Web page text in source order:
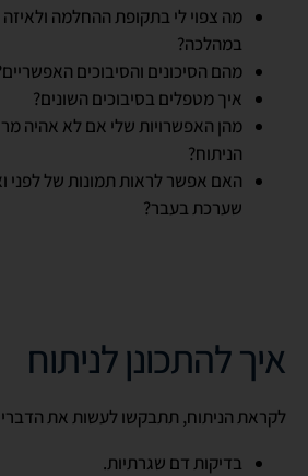
מה צפוי לי בתקופת ההחלמה
במהלכה?
מהם הסיכונים והסיבוכים
איך מטפלים בסיבוכים השונים?
מהן האפשרויות שלי אם לא אהיה
הניתוח?
האם אפשר לראות תמונות של לפני
שערכת בעבר?
איך להתכונן לניתוח
לקראת הניתוח, תתבקשו לעשות את
בדיקות דם שגרתיות.